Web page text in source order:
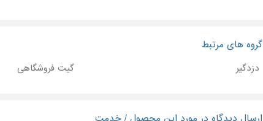
گروه های مرتبط
دزدگیر گیت فروشگاهی